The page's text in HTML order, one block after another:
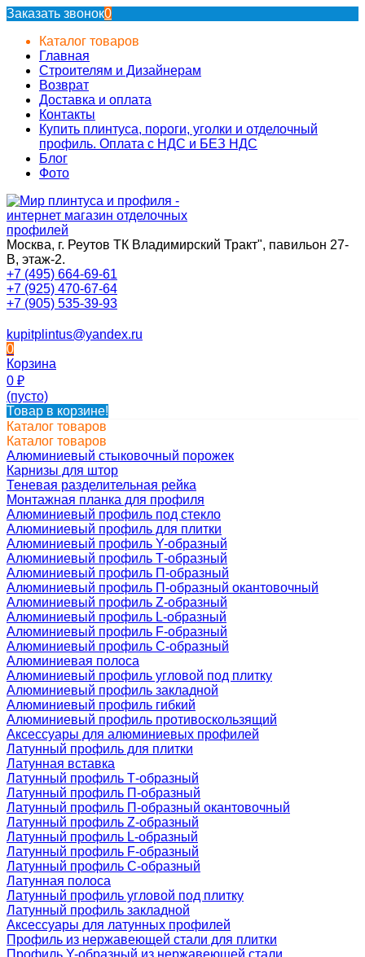
Заказать звонок0
Каталог товаров
Главная
Строителям и Дизайнерам
Возврат
Доставка и оплата
Контакты
Купить плинтуса, пороги, уголки и отделочный
профиль. Оплата с НДС и БЕЗ НДС
Блог
Фото
Москва, г. Реутов ТК Владимирский Тракт", павильон 27-
В, этаж-2.
+7 (495) 664-69-61
+7 (925) 470-67-64
+7 (905) 535-39-93
kupitplintus@yandex.ru
0
Корзина
0 ₽
(пусто)
Товар в корзине!
Каталог товаров
Каталог товаров
Алюминиевый стыковочный порожек
Карнизы для штор
Теневая разделительная рейка
Монтажная планка для профиля
Алюминиевый профиль под стекло
Алюминиевый профиль для плитки
Алюминиевый профиль Y-образный
Алюминиевый профиль Т-образный
Алюминиевый профиль П-образный
Алюминиевый профиль П-образный окантовочный
Алюминиевый профиль Z-образный
Алюминиевый профиль L-образный
Алюминиевый профиль F-образный
Алюминиевый профиль C-образный
Алюминиевая полоса
Алюминиевый профиль угловой под плитку
Алюминиевый профиль закладной
Алюминиевый профиль гибкий
Алюминиевый профиль противоскользящий
Аксессуары для алюминиевых профилей
Латунный профиль для плитки
Латунная вставка
Латунный профиль Т-образный
Латунный профиль П-образный
Латунный профиль П-образный окантовочный
Латунный профиль Z-образный
Латунный профиль L-образный
Латунный профиль F-образный
Латунный профиль C-образный
Латунная полоса
Латунный профиль угловой под плитку
Латунный профиль закладной
Аксессуары для латунных профилей
Профиль из нержавеющей стали для плитки
Профиль Y-образный из нержавеющей стали